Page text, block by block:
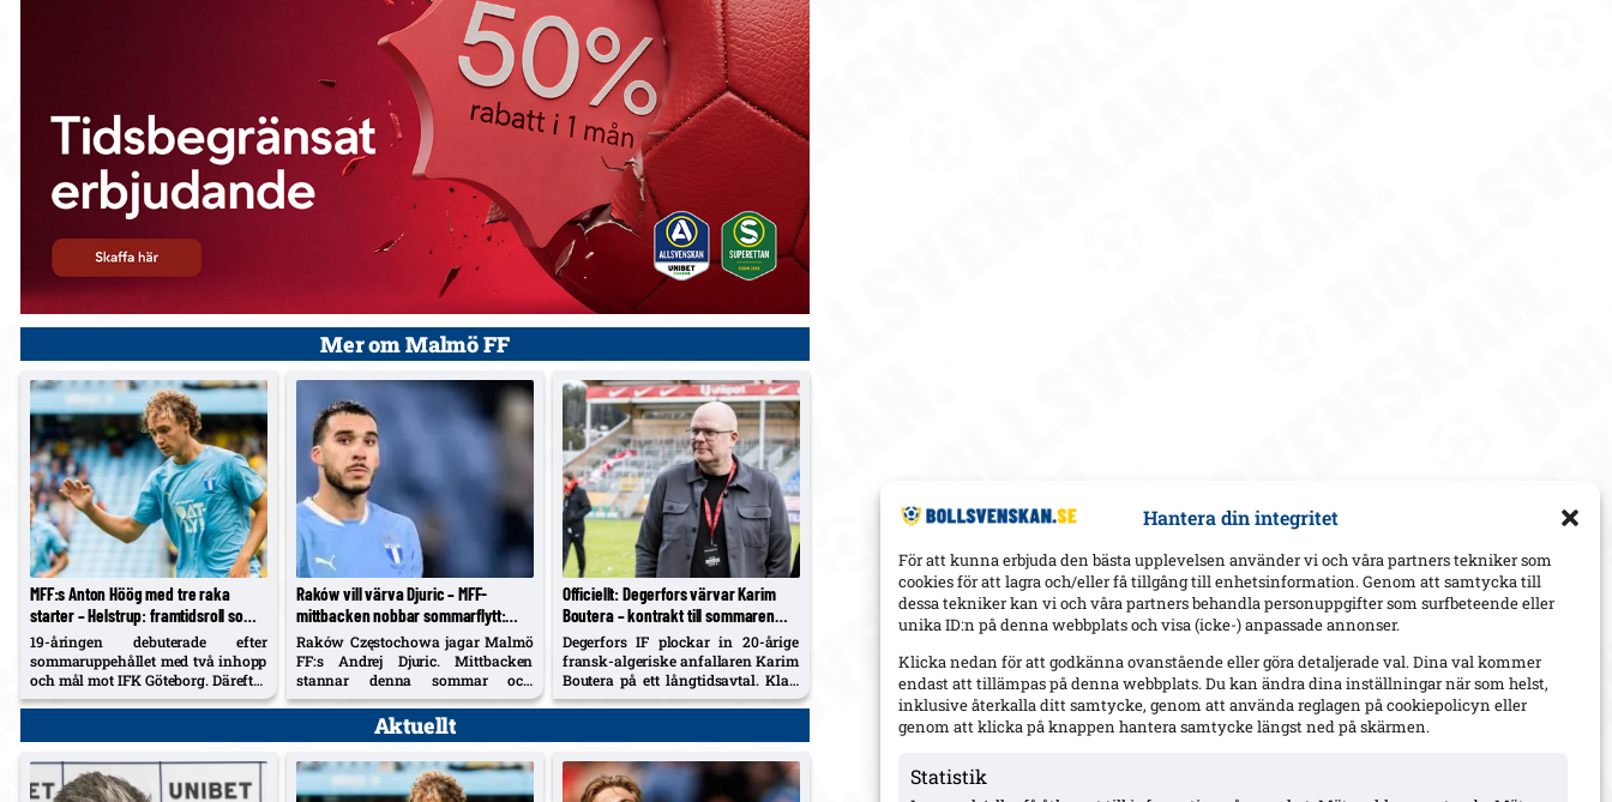
Hantera din integritet
För att kunna erbjuda den bästa upplevelsen använder vi och våra partners tekniker som
cookies för att lagra och/eller få tillgång till enhetsinformation. Genom att samtycka till
dessa tekniker kan vi och våra partners behandla personuppgifter som surfbeteende eller
unika ID:n på denna webbplats och visa (icke-) anpassade annonser.
Klicka nedan för att godkänna ovanstående eller göra detaljerade val. Dina val kommer
endast att tillämpas på denna webbplats. Du kan ändra dina inställningar när som helst,
inklusive återkalla ditt samtycke, genom att använda reglagen på cookiepolicyn eller
genom att klicka på knappen hantera samtycke längst ned på skärmen.
Statistik
Mer om Malmö FF
MFF:s Anton Höög med tre raka
starter – Helstrup: framtidsroll som
åtta, kontrakt till 2030
19-åringen debuterade efter
sommaruppehållet med två inhopp
och mål mot IFK Göteborg. Därefter
tre starter som ytter – men MFF
Raków vill värva Djuric – MFF-
mittbacken nobbar sommarflytt:
”Jag stortrivs sedan den nya
tränaren kom in”
Raków Częstochowa jagar Malmö
FF:s Andrej Djuric. Mittbacken
stannar denna sommar och
öppnar bara för ett ”rätt” anbud.
Officiellt: Degerfors värvar Karim
Boutera – kontrakt till sommaren
2030, spelklar mot Malmö
Degerfors IF plockar in 20-årige
fransk-algeriske anfallaren Karim
Boutera på ett långtidsavtal. Klart
för spel redan på söndag mot
Aktuellt